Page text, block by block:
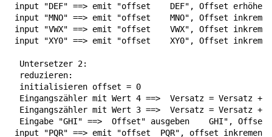
input "DEF" ==> emit "offset
DEF", Offset erhöhen
input "MNO" ==> emit "offset
MNO", Offset
input "VWX" ==> emit "offset
VWX", Offset
input "XY0" ==> emit "offset
XY0", Offset
  Untersetzer 2:
  reduzieren:
  initialisieren offset = 0
  Eingangszähler mit Wert 4 ==>  Versatz = Versatz + 4
Eingangszähler mit Wert 3 ==>  Versatz = Versatz +
  Eingabe "GHI" ==>  Offset" ausgeben
GHI", Offset
input "PQR" ==> emit "offset
PQR", offset